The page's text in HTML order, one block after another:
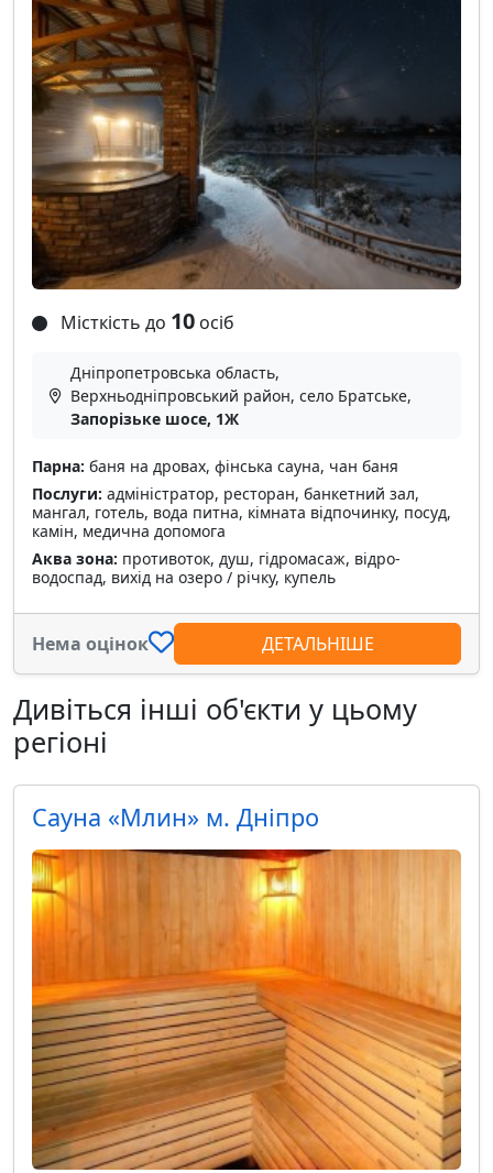
Місткість до 10 осіб
Дніпропетровська область,
Верхньодніпровський район, село Братське,
Запорізьке шосе, 1Ж
Парна: баня на дровах, фінська сауна, чан баня
Послуги: адміністратор, ресторан, банкетний зал,
мангал, готель, вода питна, кімната відпочинку, посуд,
камін, медична допомога
Аква зона: противоток, душ, гідромасаж, відро-
водоспад, вихід на озеро / річку, купель
Нема оцінок ДЕТАЛЬНІШЕ
Дивіться інші об'єкти у цьому
регіоні
Сауна «Млин» м. Дніпро